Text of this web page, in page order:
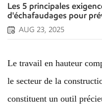
Les 5 principales
d'échafaudages pour
AUG 23, 2025
Le travail en hauteur
le secteur de la
constituent un outil